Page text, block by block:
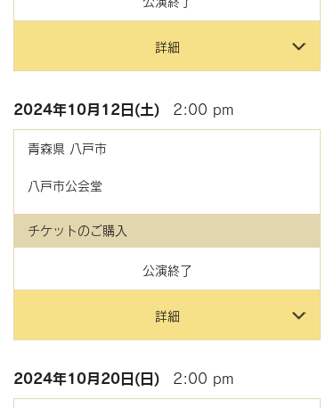
詳細
2024年10月12日(土) 2:00 pm
青森県 八戸市
八戸市公会堂
チケットのご購入
公演終了
詳細
2024年10月20日(日) 2:00 pm